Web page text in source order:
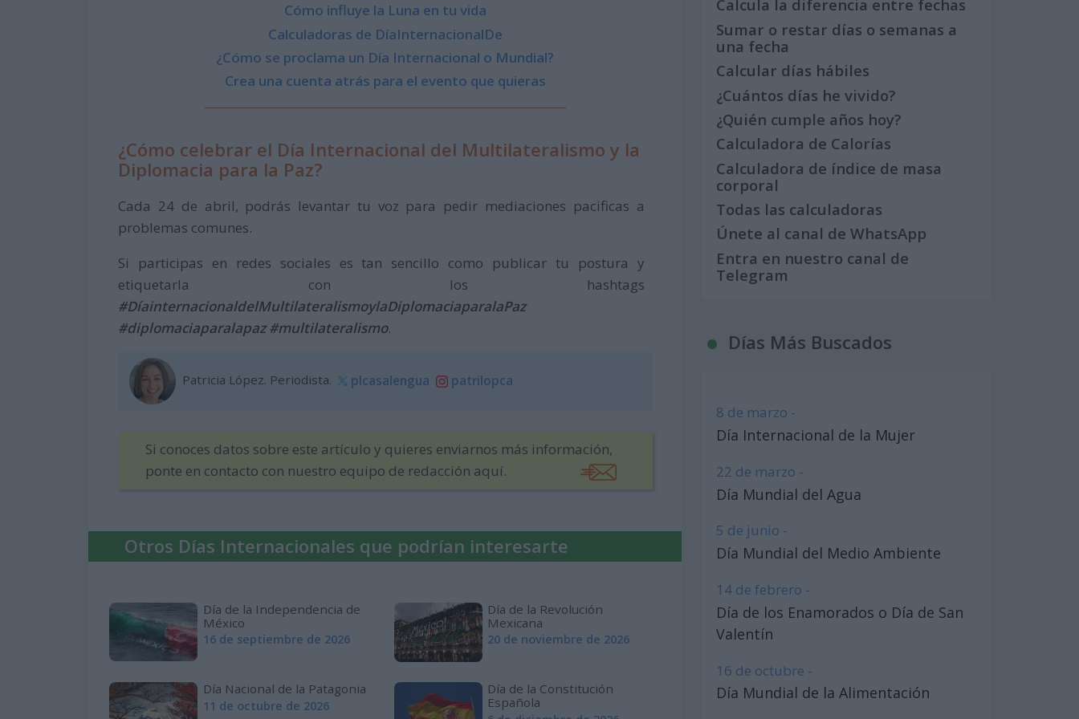
Cómo influye la Luna en tu vida
Calculadoras de DíaInternacionalDe
¿Cómo se proclama un Día Internacional o Mundial?
Crea una cuenta atrás para el evento que quieras
¿Cómo celebrar el Día Internacional del Multilateralismo y la
Diplomacia para la Paz?
Cada 24 de abril, podrás levantar tu voz para pedir mediaciones pacificas a
problemas comunes.
Si participas en redes sociales es tan sencillo como publicar tu postura y
etiquetarla con los hashtags
#DíainternacionaldelMultilateralismoylaDiplomaciaparalaPaz
#diplomaciaparalapaz #multilateralismo.
Patricia López. Periodista. plcasalengua patrilopca
Si conoces datos sobre este artículo y quieres enviarnos más información,
ponte en contacto con nuestro equipo de redacción aquí.
Otros Días Internacionales que podrían interesarte
Día de la Independencia de
México
16 de septiembre de 2026
Día de la Revolución
Mexicana
20 de noviembre de 2026
Día Nacional de la Patagonia
11 de octubre de 2026
Día de la Constitución
Española
Calcula la diferencia entre fechas
Sumar o restar días o semanas a
una fecha
Calcular días hábiles
¿Cuántos días he vivido?
¿Quién cumple años hoy?
Calculadora de Calorías
Calculadora de índice de masa
corporal
Todas las calculadoras
Únete al canal de WhatsApp
Entra en nuestro canal de
Telegram
Días Más Buscados
8 de marzo -
Día Internacional de la Mujer
22 de marzo -
Día Mundial del Agua
5 de junio -
Día Mundial del Medio Ambiente
14 de febrero -
Día de los Enamorados o Día de San
Valentín
16 de octubre -
Día Mundial de la Alimentación